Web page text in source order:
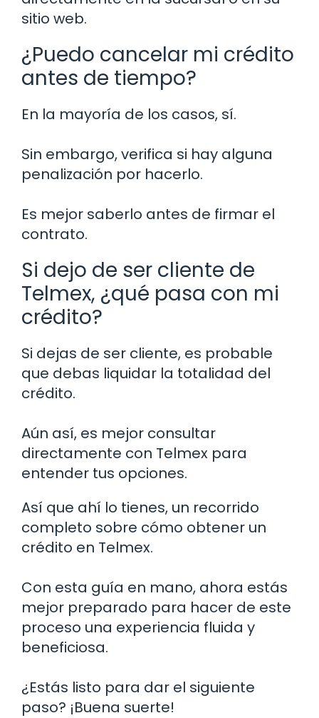
sitio web.
¿Puedo cancelar mi crédito
antes de tiempo?
En la mayoría de los casos, sí.
Sin embargo, verifica si hay alguna
penalización por hacerlo.
Es mejor saberlo antes de firmar el
contrato.
Si dejo de ser cliente de
Telmex, ¿qué pasa con mi
crédito?
Si dejas de ser cliente, es probable
que debas liquidar la totalidad del
crédito.
Aún así, es mejor consultar
directamente con Telmex para
entender tus opciones.
Así que ahí lo tienes, un recorrido
completo sobre cómo obtener un
crédito en Telmex.
Con esta guía en mano, ahora estás
mejor preparado para hacer de este
proceso una experiencia fluida y
beneficiosa.
¿Estás listo para dar el siguiente
paso? ¡Buena suerte!